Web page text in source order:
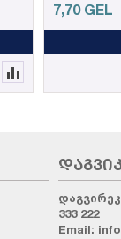
7,70 GEL
333 222
Email: